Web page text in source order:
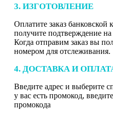
3. ИЗГОТОВЛЕНИЕ
Оплатите заказ банковской
получите подтверждение на
Когда отправим заказ вы
номером для отслеживания.
4. ДОСТАВКА И
Введите адрес и выберите
у вас есть промокод,
промокода